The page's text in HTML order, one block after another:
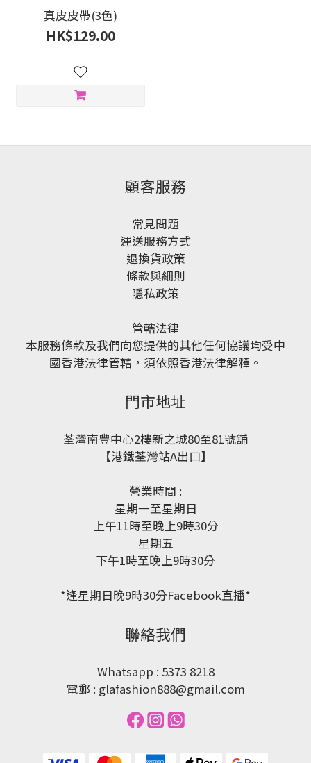
真皮皮帶(3色)
HK$129.00
顧客服務
常見問題
運送服務方式
退換貨政策
條款與細則
隱私政策
管轄法律
本服務條款及我們向您提供的其他任何協議均受中
國香港法律管轄，須依照香港法律解釋。
門市地址
荃灣南豐中心2樓新之城80至81號舖
【港鐵荃灣站A出口】
營業時間 :
星期一至星期日
上午11時至晚上9時30分
星期五
下午1時至晚上9時30分
*逢星期日晚9時30分Facebook直播*
聯絡我們
Whatsapp : 5373 8218
電郵 : glafashion888@gmail.com